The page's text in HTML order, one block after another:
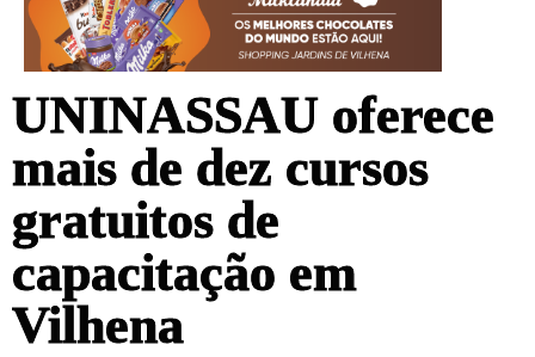
UNINASSAU oferece
mais de dez cursos
gratuitos de
capacitação em
Vilhena